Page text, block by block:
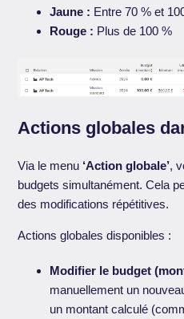
Jaune : Entre 70 % et
Rouge : Plus de 100 %
Actions globales
Via le menu ‘Action globale’,
budgets simultanément. Cela
des modifications répétitives.
Actions globales disponibles :
Modifier le budget
manuellement un
un montant calculé